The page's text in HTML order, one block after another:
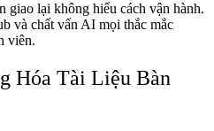
giao lại không hiểu cách vận hành.
và chất vấn AI mọi thắc mắc
viên.
Hóa Tài Liệu Bàn